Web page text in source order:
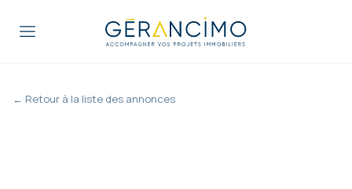
← Retour à la liste des annonces